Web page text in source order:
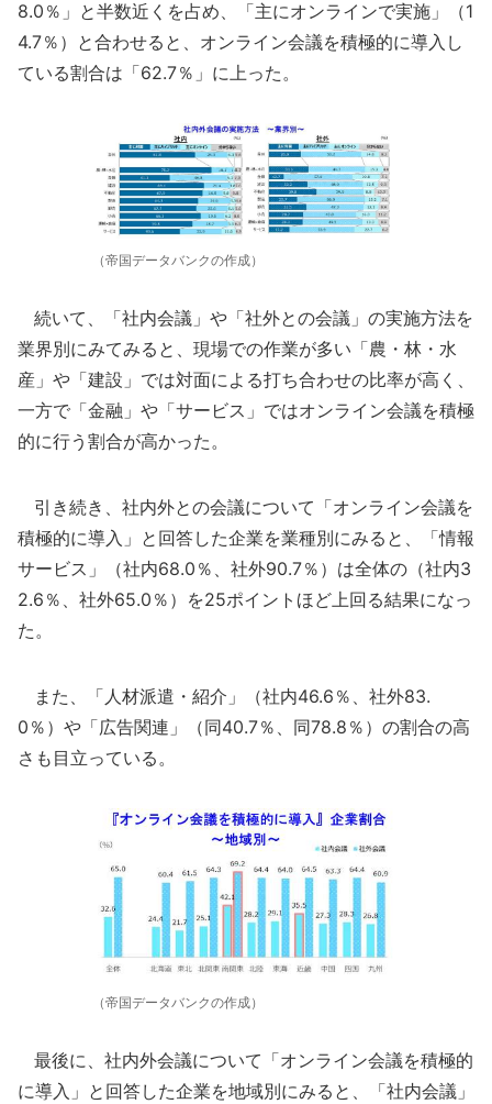
8.0％」と半数近くを占め、「主にオンラインで実施」（1
4.7％）と合わせると、オンライン会議を積極的に導入し
ている割合は「62.7％」に上った。
（帝国データバンクの作成）
続いて、「社内会議」や「社外との会議」の実施方法を
業界別にみてみると、現場での作業が多い「農・林・水
産」や「建設」では対面による打ち合わせの比率が高く、
一方で「金融」や「サービス」ではオンライン会議を積極
的に行う割合が高かった。
引き続き、社内外との会議について「オンライン会議を
積極的に導入」と回答した企業を業種別にみると、「情報
サービス」（社内68.0％、社外90.7％）は全体の（社内3
2.6％、社外65.0％）を25ポイントほど上回る結果になっ
た。
また、「人材派遣・紹介」（社内46.6％、社外83.
0％）や「広告関連」（同40.7％、同78.8％）の割合の高
さも目立っている。
（帝国データバンクの作成）
最後に、社内外会議について「オンライン会議を積極的
に導入」と回答した企業を地域別にみると、「社内会議」